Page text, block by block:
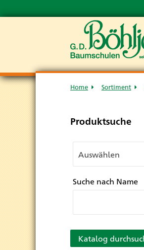
Home Sortiment
Produktsuche
Suche nach Name
Katalog